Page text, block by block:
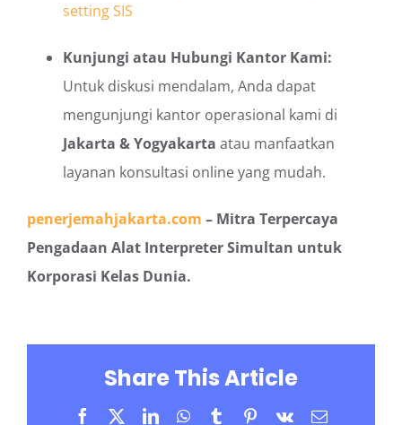
setting SIS
Kunjungi atau Hubungi Kantor Kami:
Untuk diskusi mendalam, Anda dapat
mengunjungi kantor operasional kami di
Jakarta & Yogyakarta atau manfaatkan
layanan konsultasi online yang mudah.
penerjemahjakarta.com – Mitra Terpercaya
Pengadaan Alat Interpreter Simultan untuk
Korporasi Kelas Dunia.
Share This Article
Facebook LinkedInWhatsApp
TumblrPinterest
Vk Email